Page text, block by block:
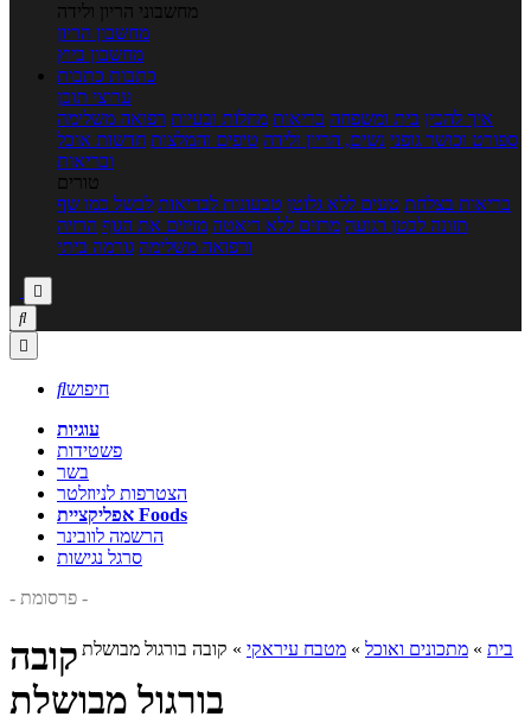
מחשבוני הריון ולידה
מחשבון הריון
מחשבון ביוץ
כתבות כתבות
ערוצי תוכן
איך להכין בית ומשפחה בריאות מחלות ובעיות רפואה משלימה
ספורט וכושר גופני נשים, הריון ולידה טיפים והמלצות חדשות אוכל
ובריאות
טורים
בריאות בצלחת טעים ללא גלוטן טבעונות לבריאות לבשל כמו שף
תזונה לבטן רגועה מרזים ללא דיאטה מזיזים את הגוף הרזיה
ורפואה משלימה גורמה ביתי



חיפוש
עוגיות
פשטידות
בשר
הצטרפות לניוזלטר
אפליקציית Foods
הרשמה לוובינר
סרגל נגישות
- פרסומת -
בית » מתכונים ואוכל » מטבח עיראקי » קובה בורגול מבושלת קובה
בורגול מבושלת